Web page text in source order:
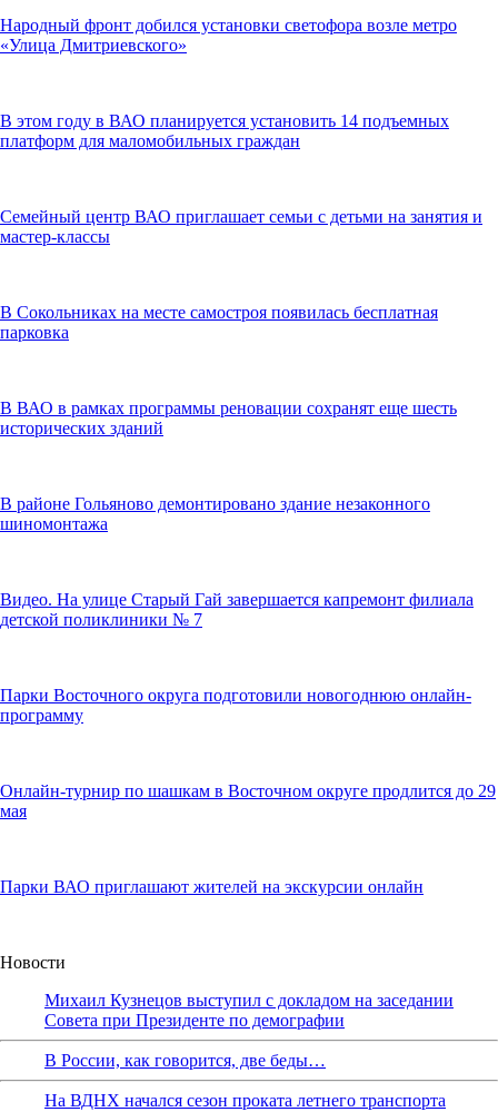
Народный фронт добился установки светофора возле метро
«Улица Дмитриевского»
В этом году в ВАО планируется установить 14 подъемных
платформ для маломобильных граждан
Семейный центр ВАО приглашает семьи с детьми на занятия и
мастер-классы
В Сокольниках на месте самостроя появилась бесплатная
парковка
В ВАО в рамках программы реновации сохранят еще шесть
исторических зданий
В районе Гольяново демонтировано здание незаконного
шиномонтажа
Видео. На улице Старый Гай завершается капремонт филиала
детской поликлиники № 7
Парки Восточного округа подготовили новогоднюю онлайн-
программу
Онлайн-турнир по шашкам в Восточном округе продлится до 29
мая
Парки ВАО приглашают жителей на экскурсии онлайн
Новости
Михаил Кузнецов выступил с докладом на заседании
Совета при Президенте по демографии
В России, как говорится, две беды…
На ВДНХ начался сезон проката летнего транспорта